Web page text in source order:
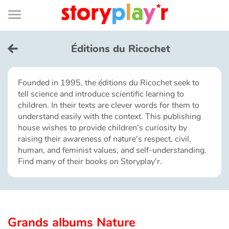
Connexion
Bibliothèque
de
page
Menu
Log in
Try for free
Library
Awards
Éditions du Ricochet
Founded in 1995, the éditions du Ricochet seek to
tell science and introduce scientific learning to
children. In their texts are clever words for them to
understand easily with the context. This publishing
house wishes to provide children's curiosity by
raising their awareness of nature's respect, civil,
human, and feminist values, and self-understanding.
Find many of their books on Storyplay'r.
Grands albums Nature